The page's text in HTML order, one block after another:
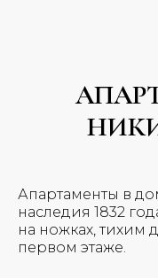
Апартаменты в
наследия 1832
на ножках, тихим
первом этаже.